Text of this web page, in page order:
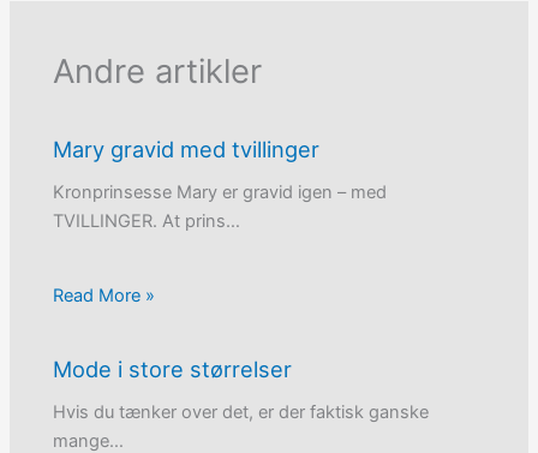
Andre artikler
Mary gravid med tvillinger
Kronprinsesse Mary er gravid igen – med
TVILLINGER. At prins…
Read More »
Mode i store størrelser
Hvis du tænker over det, er der faktisk ganske
mange…